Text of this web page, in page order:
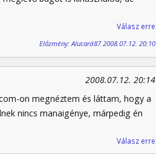
Válasz erre
Előzmény: Alucard87 2008.07.12. 20:10
2008.07.12. 20:14
on megnéztem és láttam, hogy a
nincs manaigénye, márpedig én
Válasz erre